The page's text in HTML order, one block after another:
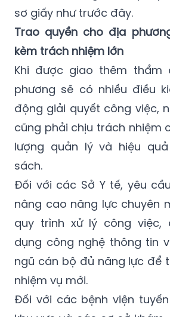
sơ giấy như trước đây.
Trao quyền cho địa
kèm trách nhiệm lớn
Khi được giao thêm thẩm
phương sẽ có nhiều điều
động giải quyết công việc,
cũng phải chịu trách nhiệm
lượng quản lý và hiệu
sách.
Đối với các Sở Y tế, yêu
nâng cao năng lực chuyên
quy trình xử lý công việc,
dụng công nghệ thông tin
ngũ cán bộ đủ năng lực để
nhiệm vụ mới.
Đối với các bệnh viện